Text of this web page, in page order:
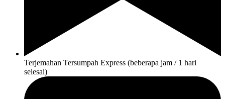
Terjemahan Tersumpah Express (beberapa jam / 1 hari
selesai)